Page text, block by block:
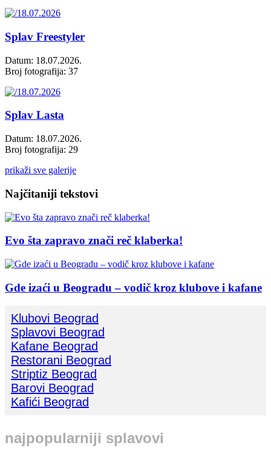
Splav Freestyler
Datum: 18.07.2026.
Broj fotografija: 37
Splav Lasta
Datum: 18.07.2026.
Broj fotografija: 29
prikaži sve galerije
Najčitaniji tekstovi
Evo šta zapravo znači reč klaberka!
Gde izaći u Beogradu – vodič kroz klubove i kafane
Klubovi Beograd
Splavovi Beograd
Kafane Beograd
Restorani Beograd
Striptiz Beograd
Barovi Beograd
Kafići Beograd
najpopularniji splavovi